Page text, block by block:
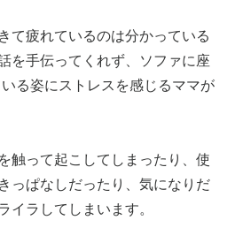
て疲れているのは分かっている
を手伝ってくれず、ソファに座
る姿にストレスを感じるママが
触って起こしてしまったり、使
っぱなしだったり、気になりだ
イラしてしまいます。